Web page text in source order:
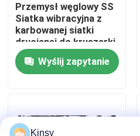
Skontaktuj się z nami
Nowości
Tkany ekran z siatki
Przemysł węglowy SS
Siatka wibracyjna z
karbowanej siatki
drucianej do kruszarki
do kamienia
Wyślij zapytanie
Kinsy